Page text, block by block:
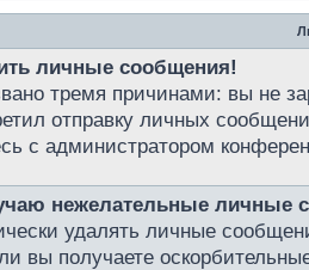
личные сообщения!
тремя причинами: вы не
отправку личных
с администратором
нежелательные личные
удалять личные
вы получаете